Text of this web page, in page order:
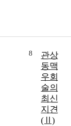
8
관상
동맥
우회
술의
최신
지견
(Ⅱ)